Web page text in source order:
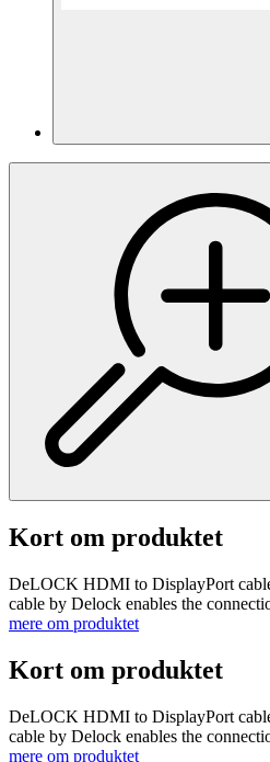
Kort om produktet
DeLOCK HDMI to DisplayPort
cable by Delock enables the
mere om produktet
Kort om produktet
DeLOCK HDMI to DisplayPort
cable by Delock enables the
mere om produktet